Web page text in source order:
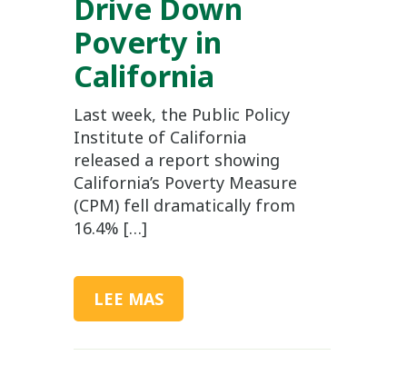
Poverty in
California
Last week, the Public Policy
Institute of California
released a report showing
California’s Poverty Measure
(CPM) fell dramatically from
16.4% […]
LEE MAS